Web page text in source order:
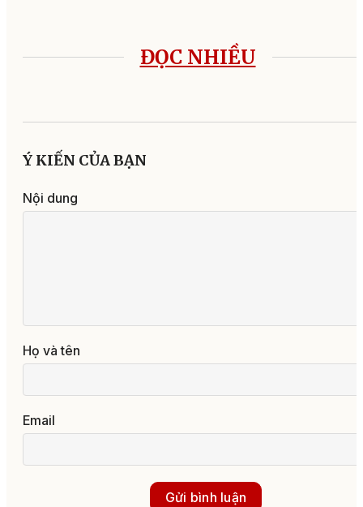
ĐỌC NHIỀU
Ý KIẾN CỦA BẠN
Nội dung
Họ và tên
Email
Gửi bình luận